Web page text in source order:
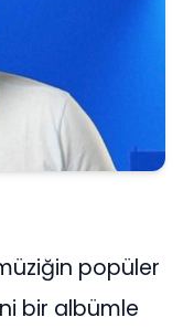
popüler
bir albümle